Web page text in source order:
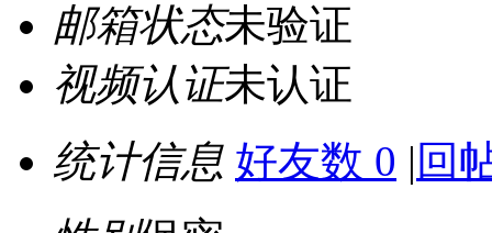
邮箱状态未验证
视频认证未认证
统计信息 好友数 0 | 回